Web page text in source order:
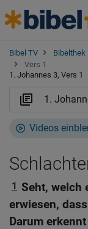
Bibel TV Bibelthek
Vers 1
1. Johannes 3, Vers 1
Videos
1 Seht, welch
erwiesen,
Darum